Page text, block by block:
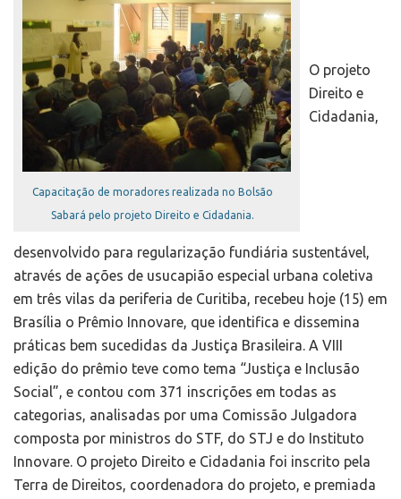
Capacitação de moradores realizada no Bolsão
Sabará pelo projeto Direito e Cidadania.
O projeto
Direito e
Cidadania,
desenvolvido para regularização fundiária sustentável,
através de ações de usucapião especial urbana coletiva
em três vilas da periferia de Curitiba, recebeu hoje (15) em
Brasília o Prêmio Innovare, que identifica e dissemina
práticas bem sucedidas da Justiça Brasileira. A VIII
edição do prêmio teve como tema “Justiça e Inclusão
Social”, e contou com 371 inscrições em todas as
categorias, analisadas por uma Comissão Julgadora
composta por ministros do STF, do STJ e do Instituto
Innovare. O projeto Direito e Cidadania foi inscrito pela
Terra de Direitos, coordenadora do projeto, e premiada